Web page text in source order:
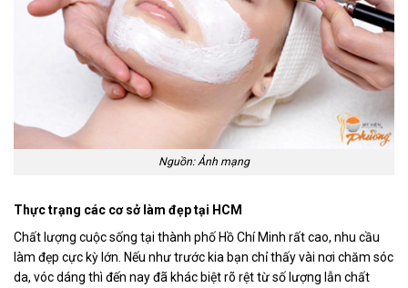
Nguồn: Ảnh mạng
Thực trạng các cơ sở làm đẹp tại HCM
Chất lượng cuộc sống tại thành phố Hồ Chí Minh rất cao, nhu cầu
làm đẹp cực kỳ lớn. Nếu như trước kia bạn chỉ thấy vài nơi chăm sóc
da, vóc dáng thì đến nay đã khác biệt rõ rệt từ số lượng lẫn chất